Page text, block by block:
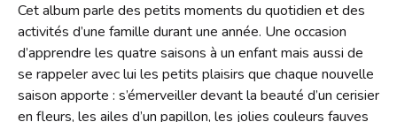
Cet album parle des petits moments du quotidien et des
activités d’une famille durant une année. Une occasion
d’apprendre les quatre saisons à un enfant mais aussi de
se rappeler avec lui les petits plaisirs que chaque nouvelle
saison apporte : s’émerveiller devant la beauté d’un cerisier
en fleurs, les ailes d’un papillon, les jolies couleurs fauves